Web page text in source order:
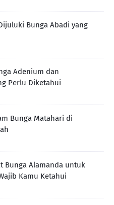
Bunga Abadi yang
Adenium dan
Perlu Diketahui
Bunga Matahari di
Bunga Alamanda untuk
Kamu Ketahui